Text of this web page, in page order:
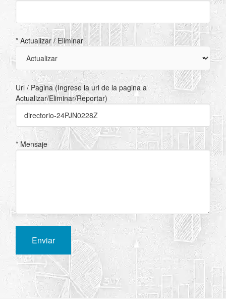
* Actualizar / Eliminar
Url / Pagina (Ingrese la url de la pagina a
Actualizar/Eliminar/Reportar)
* Mensaje
Enviar